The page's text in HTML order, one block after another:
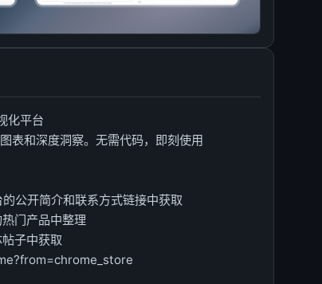
化平台
表和深度洞察。无需代码，即刻使用
公开简介和联系方式链接中获取
门产品中整理
子中获取